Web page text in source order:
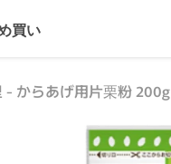
買い
- からあげ用片栗粉 200g